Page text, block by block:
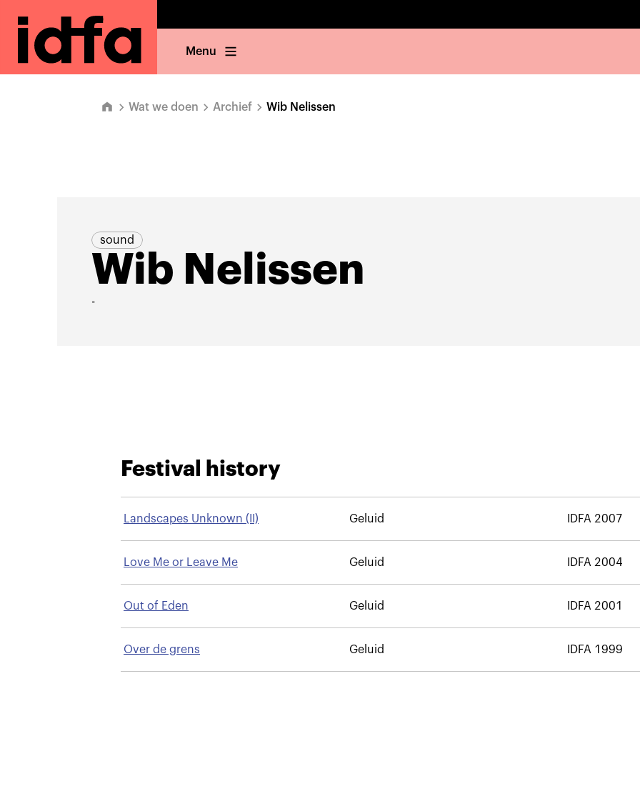
Menu
Wat we doen Archief Wib Nelissen
sound
Wib Nelissen
-
Festival history
Landscapes Unknown (II) Geluid IDFA 2007
Love Me or Leave Me Geluid IDFA 2004
Out of Eden Geluid IDFA 2001
Over de grens Geluid IDFA 1999